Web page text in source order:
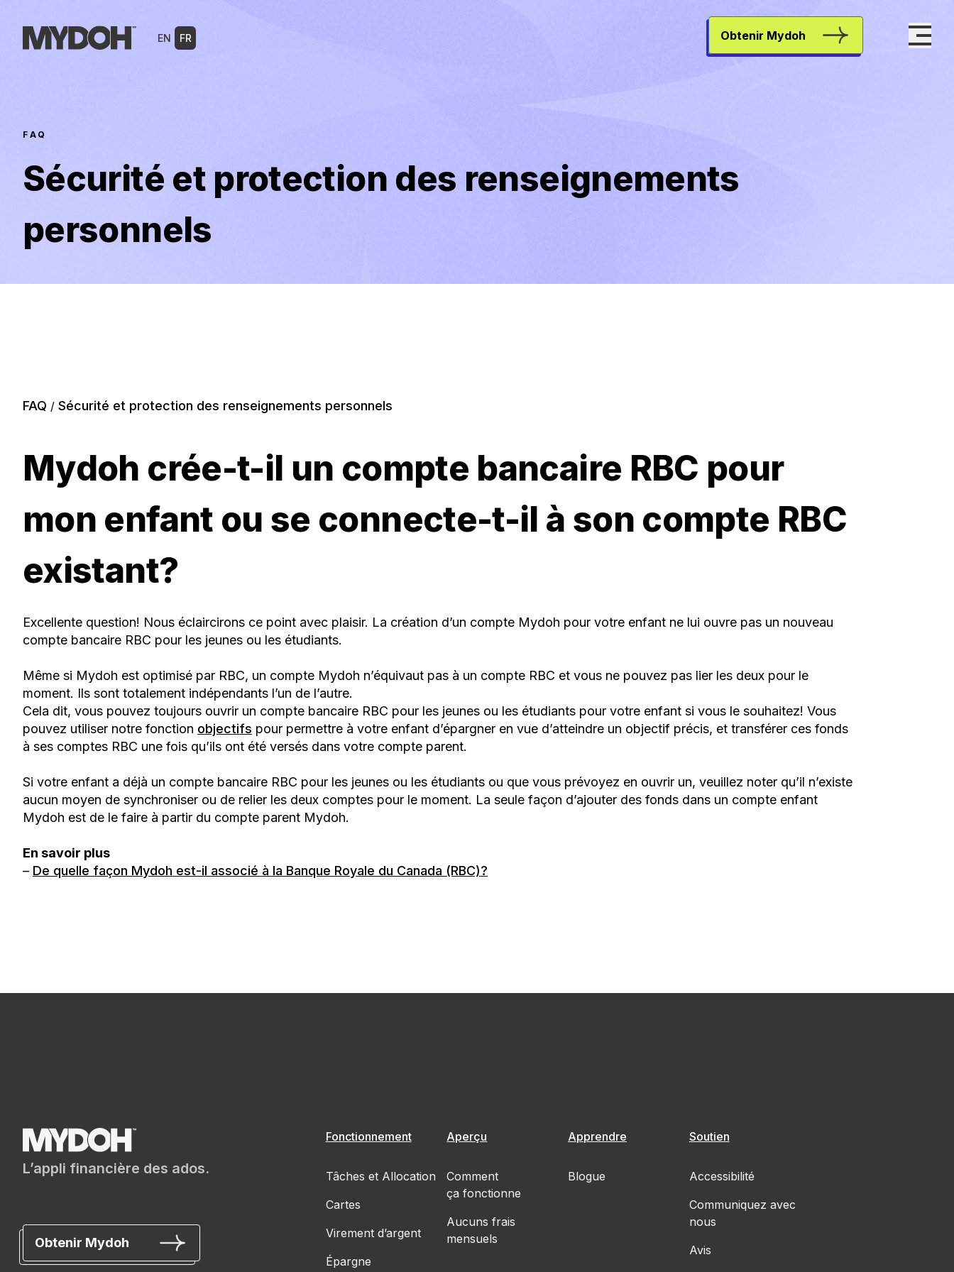
content
EN FR Obtenir Mydoh
FAQ
Sécurité et protection des renseignements
personnels
FAQ / Sécurité et protection des renseignements personnels
Mydoh crée-t-il un compte bancaire RBC pour
mon enfant ou se connecte-t-il à son compte RBC
existant?
Excellente question! Nous éclaircirons ce point avec plaisir. La création d’un compte Mydoh pour votre enfant ne lui ouvre pas un nouveau
compte bancaire RBC pour les jeunes ou les étudiants.
Même si Mydoh est optimisé par RBC, un compte Mydoh n’équivaut pas à un compte RBC et vous ne pouvez pas lier les deux pour le
moment. Ils sont totalement indépendants l’un de l’autre.
Cela dit, vous pouvez toujours ouvrir un compte bancaire RBC pour les jeunes ou les étudiants pour votre enfant si vous le souhaitez! Vous
pouvez utiliser notre fonction objectifs pour permettre à votre enfant d’épargner en vue d’atteindre un objectif précis, et transférer ces fonds
à ses comptes RBC une fois qu’ils ont été versés dans votre compte parent.
Si votre enfant a déjà un compte bancaire RBC pour les jeunes ou les étudiants ou que vous prévoyez en ouvrir un, veuillez noter qu’il n’existe
aucun moyen de synchroniser ou de relier les deux comptes pour le moment. La seule façon d’ajouter des fonds dans un compte enfant
Mydoh est de le faire à partir du compte parent Mydoh.
En savoir plus
– De quelle façon Mydoh est-il associé à la Banque Royale du Canada (RBC)?
L’appli financière des ados.
Obtenir Mydoh
Fonctionnement
Tâches et Allocation
Cartes
Virement d’argent
Épargne
Aperçu
Comment
ça fonctionne
Aucuns frais
mensuels
Apprendre
Blogue
Soutien
Accessibilité
Communiquez avec
nous
Avis